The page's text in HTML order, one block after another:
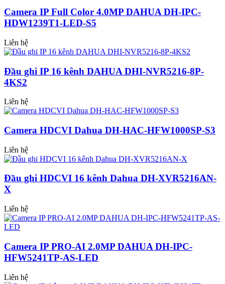
Camera IP Full Color 4.0MP DAHUA DH-IPC-
HDW1239T1-LED-S5
Liên hệ
Đầu ghi IP 16 kênh DAHUA DHI-NVR5216-8P-
4KS2
Liên hệ
Camera HDCVI Dahua DH-HAC-HFW1000SP-S3
Liên hệ
Đầu ghi HDCVI 16 kênh Dahua DH-XVR5216AN-
X
Liên hệ
Camera IP PRO-AI 2.0MP DAHUA DH-IPC-
HFW5241TP-AS-LED
Liên hệ